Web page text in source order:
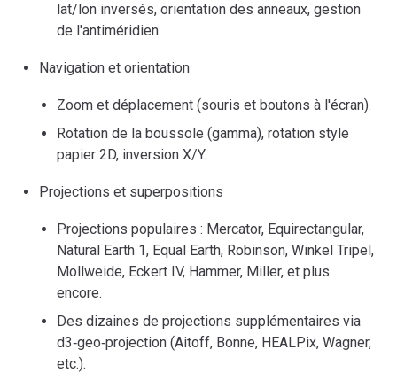
lat/lon inversés, orientation des anneaux, gestion
de l'antiméridien.
Navigation et orientation
Zoom et déplacement (souris et boutons à l'écran).
Rotation de la boussole (gamma), rotation style
papier 2D, inversion X/Y.
Projections et superpositions
Projections populaires : Mercator, Equirectangular,
Natural Earth 1, Equal Earth, Robinson, Winkel Tripel,
Mollweide, Eckert IV, Hammer, Miller, et plus
encore.
Des dizaines de projections supplémentaires via
d3‑geo‑projection (Aitoff, Bonne, HEALPix, Wagner,
etc.).